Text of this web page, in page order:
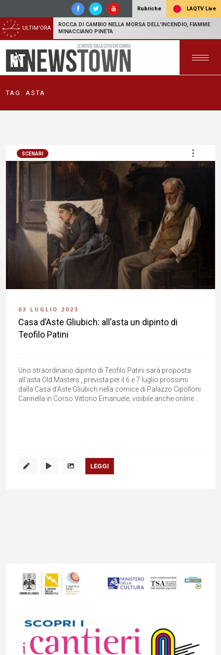
Rubriche LAQTV Live
ULTIM'ORA
ROCCA DI CAMBIO NELLA MORSA DELL'INCENDIO, FIAMME
MINACCIANO PINETA
TAG: ASTA
SCENARI
03 LUGLIO 2023
Casa d’Aste Gliubich: all’asta un dipinto di
Teofilo Patini
Uno straordinario dipinto di Teofilo Patini sarà proposta
all'asta Old Masters , prevista per il 6 e 7 luglio prossimi
dalla Casa d'Aste Gliubich nella cornice di Palazzo Cipolloni
Cannella in Corso Vittorio Emanuele, visibile anche online...
LEGGI